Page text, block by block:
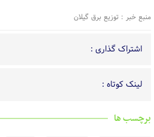
منبع خبر : توزیع برق گیلان
اشتراک گذاری :
لینک کوتاه :
برچسب ها